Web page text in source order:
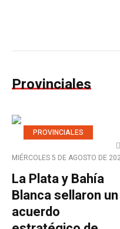
Provinciales
PROVINCIALES
MIÉRCOLES 5 DE AGOSTO DE
La Plata y Bahía
Blanca sellaron un
acuerdo